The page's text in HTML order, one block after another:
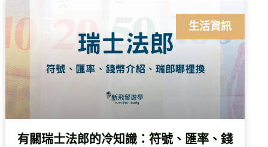
生活資訊
有關瑞士法郎的冷知識：符號、匯率、錢